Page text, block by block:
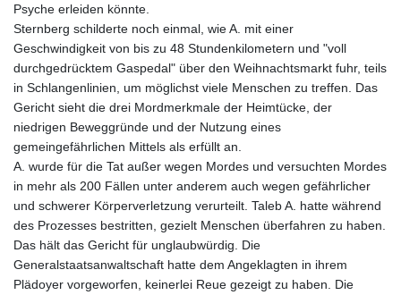
Psyche erleiden könnte.
Sternberg schilderte noch einmal, wie A. mit einer
Geschwindigkeit von bis zu 48 Stundenkilometern und "voll
durchgedrücktem Gaspedal" über den Weihnachtsmarkt fuhr, teils
in Schlangenlinien, um möglichst viele Menschen zu treffen. Das
Gericht sieht die drei Mordmerkmale der Heimtücke, der
niedrigen Beweggründe und der Nutzung eines
gemeingefährlichen Mittels als erfüllt an.
A. wurde für die Tat außer wegen Mordes und versuchten Mordes
in mehr als 200 Fällen unter anderem auch wegen gefährlicher
und schwerer Körperverletzung verurteilt. Taleb A. hatte während
des Prozesses bestritten, gezielt Menschen überfahren zu haben.
Das hält das Gericht für unglaubwürdig. Die
Generalstaatsanwaltschaft hatte dem Angeklagten in ihrem
Plädoyer vorgeworfen, keinerlei Reue gezeigt zu haben. Die